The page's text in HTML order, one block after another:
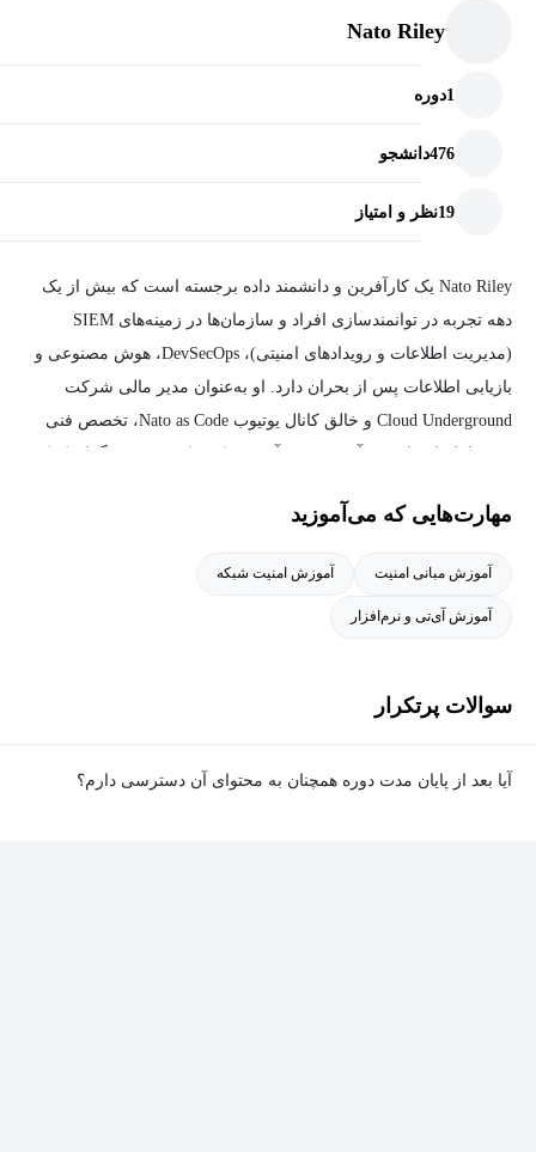
Nato Riley
1دوره
476دانشجو
19نظر و امتیاز
Nato Riley یک کارآفرین و دانشمند داده برجسته است که بیش از یک
دهه تجربه در توانمندسازی افراد و سازمان‌ها در زمینه‌های SIEM
(مدیریت اطلاعات و رویدادهای امنیتی)، DevSecOps، هوش مصنوعی و
بازیابی اطلاعات پس از بحران دارد. او به‌عنوان مدیر مالی شرکت
Cloud Underground و خالق کانال یوتیوب Nato as Code، تخصص فنی
خدمات پیشرفته ایجاد کنند.
مهارت‌هایی که می‌آموزید
آموزش مبانی امنیت آموزش امنیت شبکه
آموزش آی‌تی و نرم‌افزار
سوالات پرتکرار
آیا بعد از پایان مدت دوره همچنان به محتوای آن دسترسی دارم؟